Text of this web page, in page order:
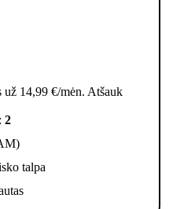
už 14,99 €/mėn. Atšauk
2
talpa